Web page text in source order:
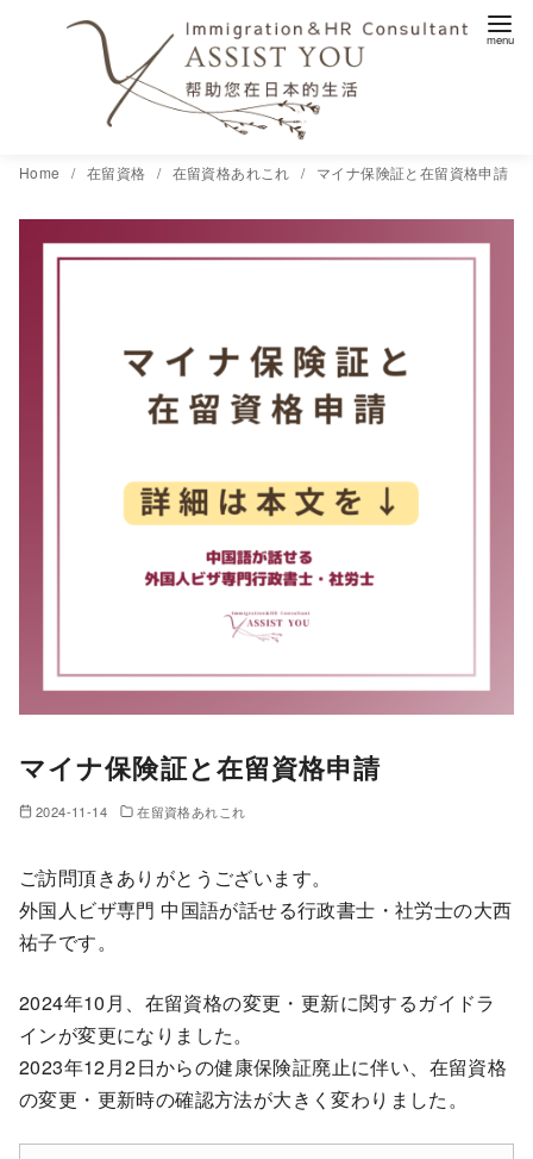
Home 在留資格 在留資格あれこれ マイナ保険証と在留資格申請
マイナ保険証と在留資格申請
2024-11-14 在留資格あれこれ
ご訪問頂きありがとうございます。
外国人ビザ専門 中国語が話せる行政書士・社労士の大西
祐子です。
2024年10月、在留資格の変更・更新に関するガイドラ
インが変更になりました。
2023年12月2日からの健康保険証廃止に伴い、在留資格
の変更・更新時の確認方法が大きく変わりました。